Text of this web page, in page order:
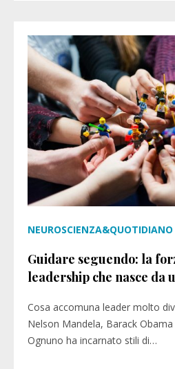
NEUROSCIENZA&QUOTIDIANO
Guidare seguendo: la
leadership che nasce da
Cosa accomuna leader molto
Nelson Mandela, Barack
Ognuno ha incarnato stili di…